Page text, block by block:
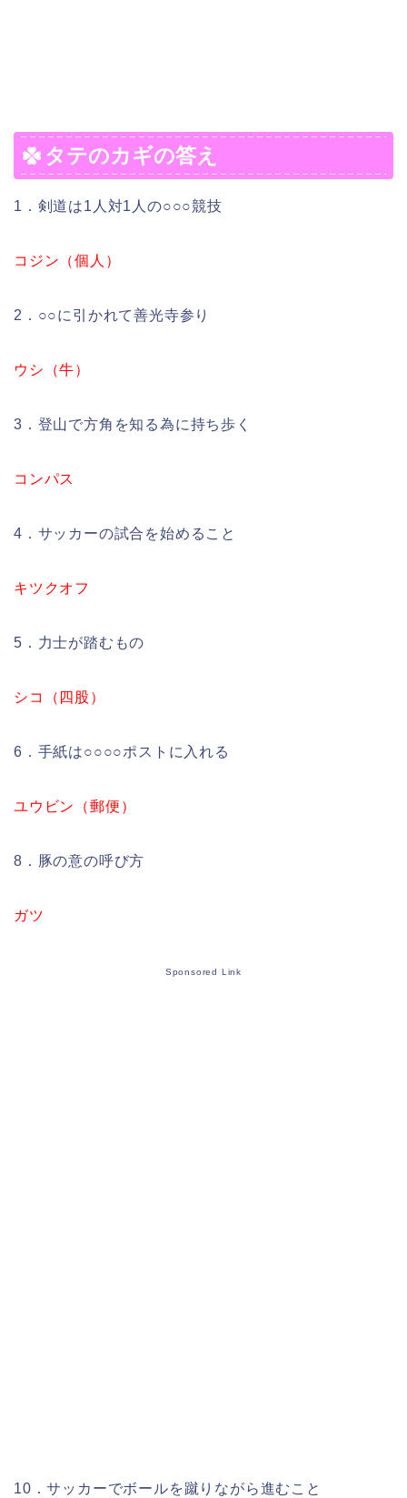
タテのカギの答え
1．剣道は1人対1人の○○○競技
コジン（個人）
2．○○に引かれて善光寺参り
ウシ（牛）
3．登山で方角を知る為に持ち歩く
コンパス
4．サッカーの試合を始めること
キツクオフ
5．力士が踏むもの
シコ（四股）
6．手紙は○○○○ポストに入れる
ユウビン（郵便）
8．豚の意の呼び方
ガツ
Sponsored Link
10．サッカーでボールを蹴りながら進むこと